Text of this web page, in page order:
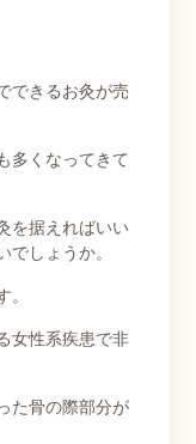
できるお灸が売
多くなってきて
を据えればいい
でしょうか。
。
女性系疾患で非
た骨の際部分が